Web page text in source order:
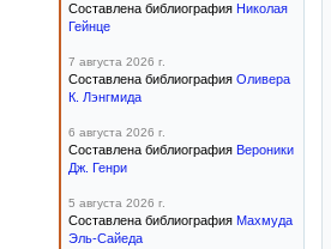
Составлена библиография Николая
Гейнце
7 августа 2026 г.
Составлена библиография Оливера
К. Лэнгмида
6 августа 2026 г.
Составлена библиография Вероники
Дж. Генри
5 августа 2026 г.
Составлена библиография Махмуда
Эль-Сайеда